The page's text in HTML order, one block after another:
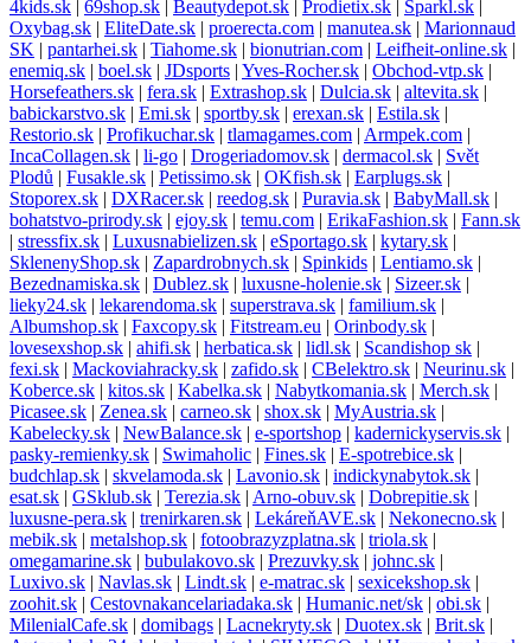
4kids.sk | 69shop.sk | Beautydepot.sk | Prodietix.sk | Sparkl.sk |
Oxybag.sk | EliteDate.sk | proerecta.com | manutea.sk | Marionnaud
SK | pantarhei.sk | Tiahome.sk | bionutrian.com | Leifheit-online.sk |
enemiq.sk | boel.sk | JDsports | Yves-Rocher.sk | Obchod-vtp.sk |
Horsefeathers.sk | fera.sk | Extrashop.sk | Dulcia.sk | altevita.sk |
babickarstvo.sk | Emi.sk | sportby.sk | erexan.sk | Estila.sk |
Restorio.sk | Profikuchar.sk | tlamagames.com | Armpek.com |
IncaCollagen.sk | li-go | Drogeriadomov.sk | dermacol.sk | Svět
Plodů | Fusakle.sk | Petissimo.sk | OKfish.sk | Earplugs.sk |
Stoporex.sk | DXRacer.sk | reedog.sk | Puravia.sk | BabyMall.sk |
bohatstvo-prirody.sk | ejoy.sk | temu.com | ErikaFashion.sk | Fann.sk
| stressfix.sk | Luxusnabielizen.sk | eSportago.sk | kytary.sk |
SklenenyShop.sk | Zapardrobnych.sk | Spinkids | Lentiamo.sk |
Bezednamiska.sk | Dublez.sk | luxusne-holenie.sk | Sizeer.sk |
lieky24.sk | lekarendoma.sk | superstrava.sk | familium.sk |
Albumshop.sk | Faxcopy.sk | Fitstream.eu | Orinbody.sk |
lovesexshop.sk | ahifi.sk | herbatica.sk | lidl.sk | Scandishop sk |
fexi.sk | Mackoviahracky.sk | zafido.sk | CBelektro.sk | Neurinu.sk |
Koberce.sk | kitos.sk | Kabelka.sk | Nabytkomania.sk | Merch.sk |
Picasee.sk | Zenea.sk | carneo.sk | shox.sk | MyAustria.sk |
Kabelecky.sk | NewBalance.sk | e-sportshop | kadernickyservis.sk |
pasky-remienky.sk | Swimaholic | Fines.sk | E-spotrebice.sk |
budchlap.sk | skvelamoda.sk | Lavonio.sk | indickynabytok.sk |
esat.sk | GSklub.sk | Terezia.sk | Arno-obuv.sk | Dobrepitie.sk |
luxusne-pera.sk | trenirkaren.sk | LekáreňAVE.sk | Nekonecno.sk |
mebik.sk | metalshop.sk | fotoobrazyzplatna.sk | triola.sk |
omegamarine.sk | bubulakovo.sk | Prezuvky.sk | johnc.sk |
Luxivo.sk | Navlas.sk | Lindt.sk | e-matrac.sk | sexicekshop.sk |
zoohit.sk | Cestovnakancelariadaka.sk | Humanic.net/sk | obi.sk |
MilenialCafe.sk | domibags | Lacnekryty.sk | Duotex.sk | Brit.sk |